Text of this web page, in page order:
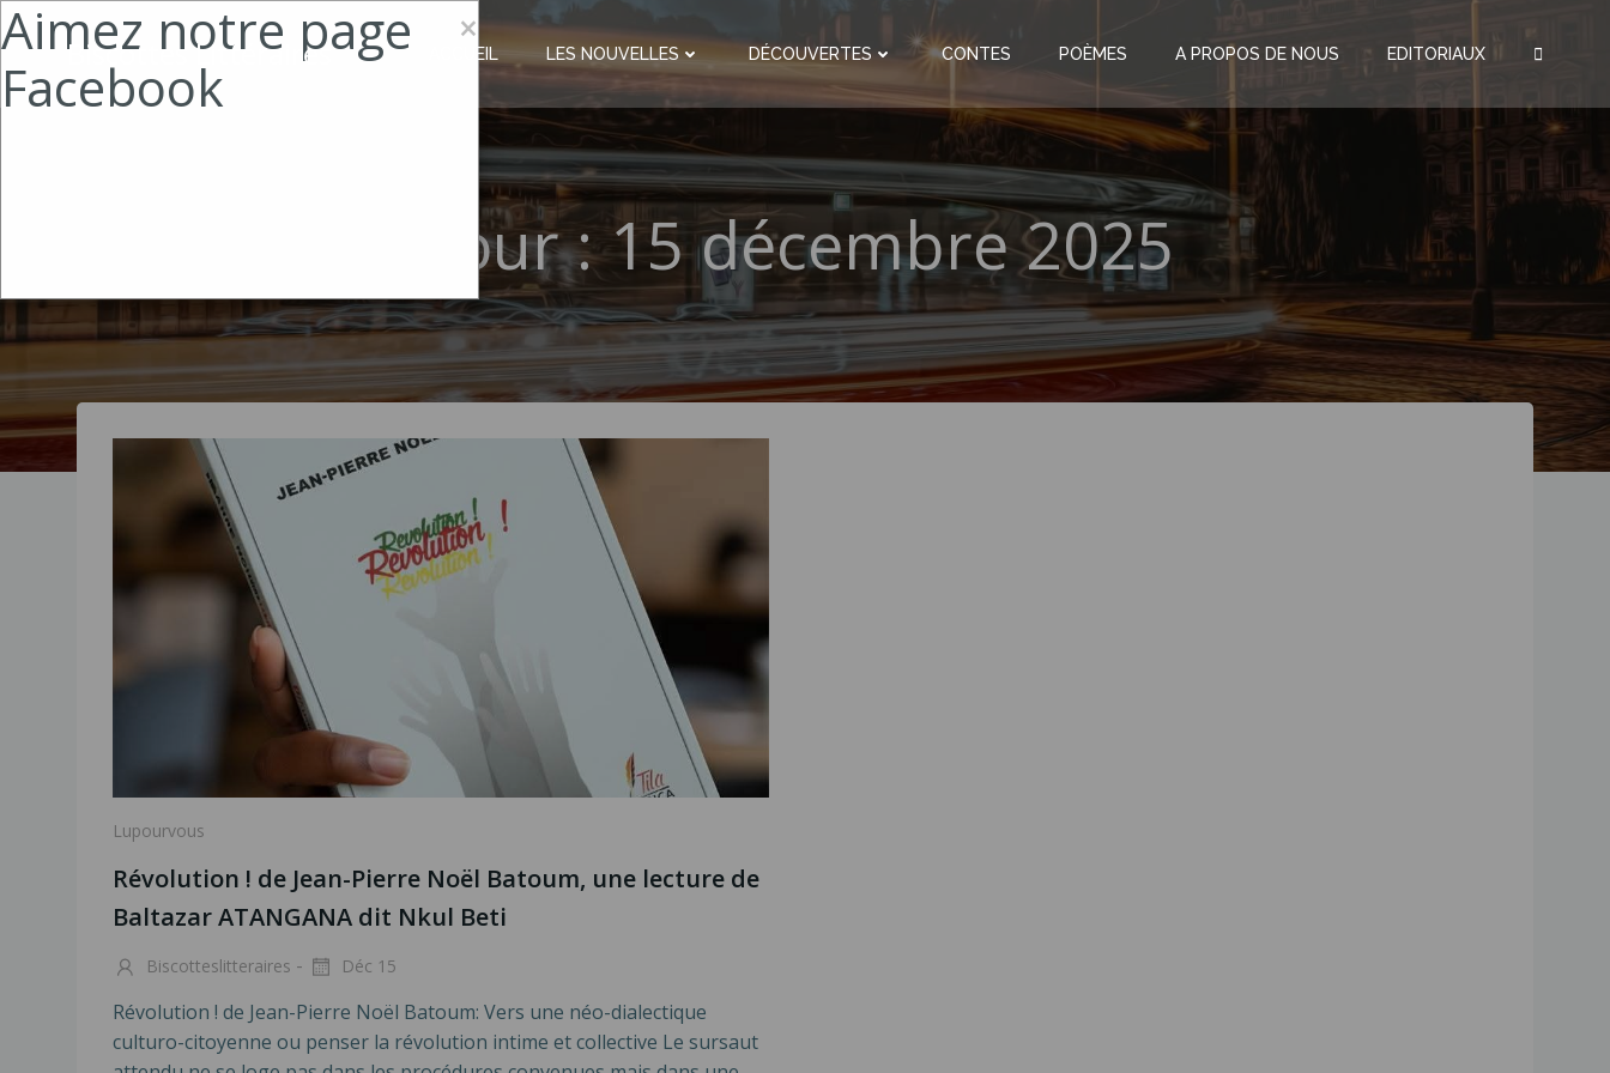
Aller
au
contenu Biscottes Littéraires ACCUEIL LES NOUVELLES DÉCOUVERTES CONTES POÈMES A PROPOS DE NOUS EDITORIAUX
Jour :15 décembre 2025
Lupourvous
Révolution ! de Jean-Pierre Noël Batoum, une lecture de
Baltazar ATANGANA dit Nkul Beti
Biscotteslitteraires - Déc 15
Révolution ! de Jean-Pierre Noël Batoum: Vers une néo-dialectique
culturo-citoyenne ou penser la révolution intime et collective Le sursaut
×
Aimez notre page
Facebook